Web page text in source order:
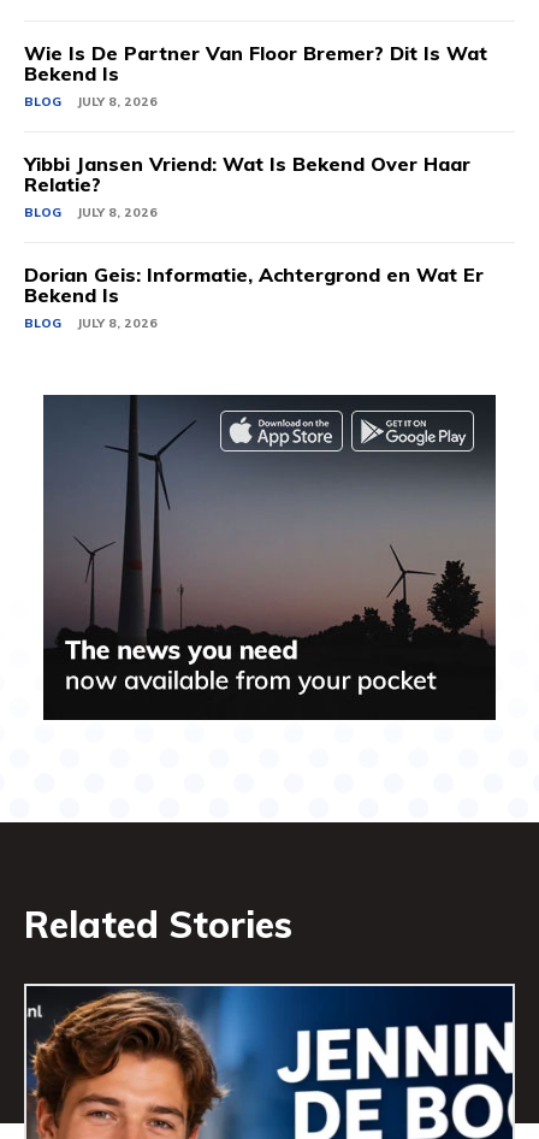
Wie Is De Partner Van Floor Bremer? Dit Is Wat
Bekend Is
BLOG JULY 8, 2026
Yibbi Jansen Vriend: Wat Is Bekend Over Haar
Relatie?
BLOG JULY 8, 2026
Dorian Geis: Informatie, Achtergrond en Wat Er
Bekend Is
BLOG JULY 8, 2026
Related Stories